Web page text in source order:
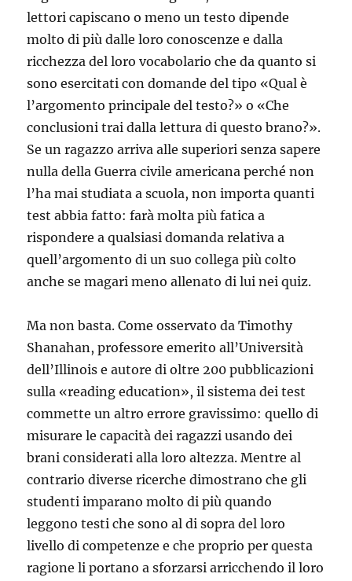
lettori capiscano o meno un testo dipende
molto di più dalle loro conoscenze e dalla
ricchezza del loro vocabolario che da quanto si
sono esercitati con domande del tipo «Qual è
l’argomento principale del testo?» o «Che
conclusioni trai dalla lettura di questo brano?».
Se un ragazzo arriva alle superiori senza sapere
nulla della Guerra civile americana perché non
l’ha mai studiata a scuola, non importa quanti
test abbia fatto: farà molta più fatica a
rispondere a qualsiasi domanda relativa a
quell’argomento di un suo collega più colto
anche se magari meno allenato di lui nei quiz.
Ma non basta. Come osservato da Timothy
Shanahan, professore emerito all’Università
dell’Illinois e autore di oltre 200 pubblicazioni
sulla «reading education», il sistema dei test
commette un altro errore gravissimo: quello di
misurare le capacità dei ragazzi usando dei
brani considerati alla loro altezza. Mentre al
contrario diverse ricerche dimostrano che gli
studenti imparano molto di più quando
leggono testi che sono al di sopra del loro
livello di competenze e che proprio per questa
ragione li portano a sforzarsi arricchendo il loro